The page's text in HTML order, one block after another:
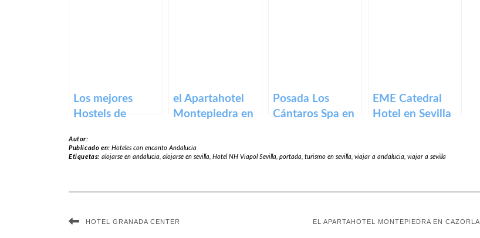
Los mejores
Hostels de
el Apartahotel
Montepiedra en
Posada Los
Cántaros Spa en
EME Catedral
Hotel en Sevilla
Autor:
Publicado en:Hoteles con encanto Andalucia
Etiquetas: alojarse en andalucia, alojarse en sevilla, Hotel NH Viapol Sevilla, portada, turismo en sevilla, viajar a andalucia, viajar a sevilla
HOTEL GRANADA CENTER EL APARTAHOTEL MONTEPIEDRA EN CAZORLA